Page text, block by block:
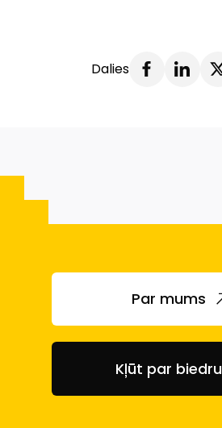
Dalies
Par mums
Kļūt par biedru